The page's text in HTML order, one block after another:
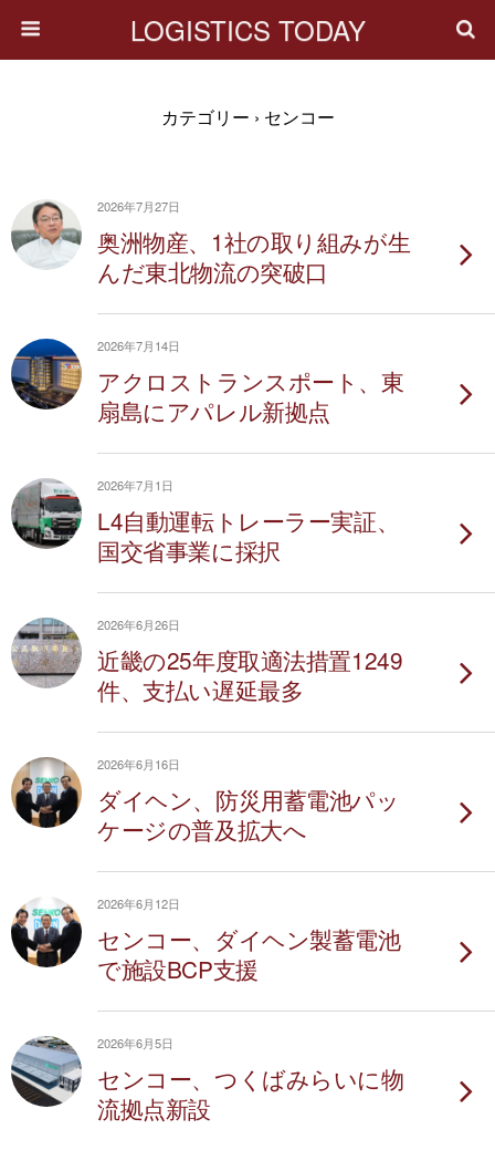
LOGISTICS TODAY
カテゴリー › センコー
2026年7月27日
奥洲物産、1社の取り組みが生
んだ東北物流の突破口
2026年7月14日
アクロストランスポート、東
扇島にアパレル新拠点
2026年7月1日
L4自動運転トレーラー実証、
国交省事業に採択
2026年6月26日
近畿の25年度取適法措置1249
件、支払い遅延最多
2026年6月16日
ダイヘン、防災用蓄電池パッ
ケージの普及拡大へ
2026年6月12日
センコー、ダイヘン製蓄電池
で施設BCP支援
2026年6月5日
センコー、つくばみらいに物
流拠点新設